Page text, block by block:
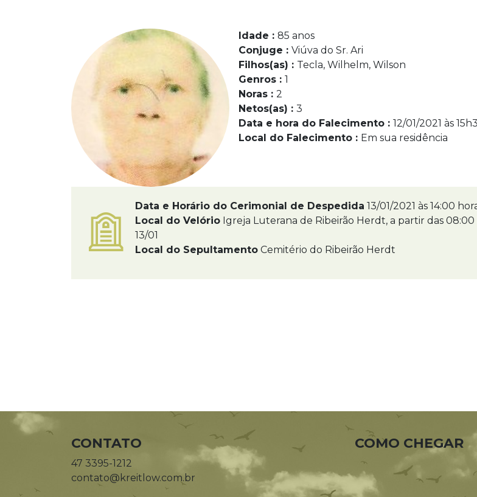
Idade : 85 anos
Conjuge : Viúva do Sr. Ari
Filhos(as) : Tecla, Wilhelm, Wilson
Genros : 1
Noras : 2
Netos(as) : 3
Data e hora do Falecimento : 12/01/2021 às
Local do Falecimento : Em sua residência
Data e Horário do Cerimonial de Despedida 13/01/2021 às 14:00
Local do Velório Igreja Luterana de Ribeirão Herdt, a partir das 08:00
13/01
Local do Sepultamento Cemitério do Ribeirão Herdt
CONTATO
47 3395-1212
contato@kreitlow.com.br
COMO CHEGAR